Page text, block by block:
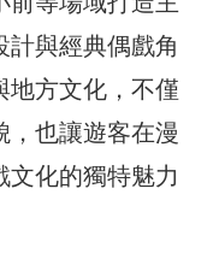
計與經典偶戲角
地方文化，不僅
，也讓遊客在漫
文化的獨特魅力